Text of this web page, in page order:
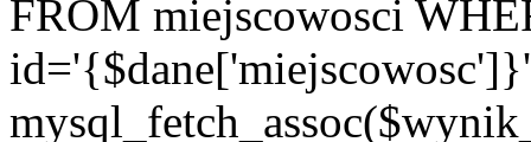
FROM miejscowosci